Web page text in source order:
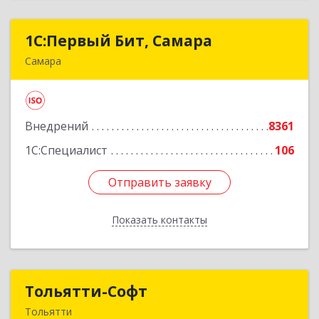
1С:Первый Бит, Самара
Самара
Внедрений
8361
1С:Специалист
106
Отправить заявку
Показать контакты
1С:Первый Бит, Самара
Подробнее
Отправить заявку
Назад
Тольятти-Софт
Тольятти